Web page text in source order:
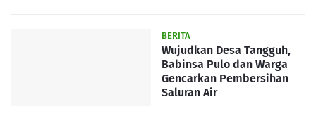
BERITA
Wujudkan Desa Tangguh,
Babinsa Pulo dan Warga
Gencarkan Pembersihan
Saluran Air